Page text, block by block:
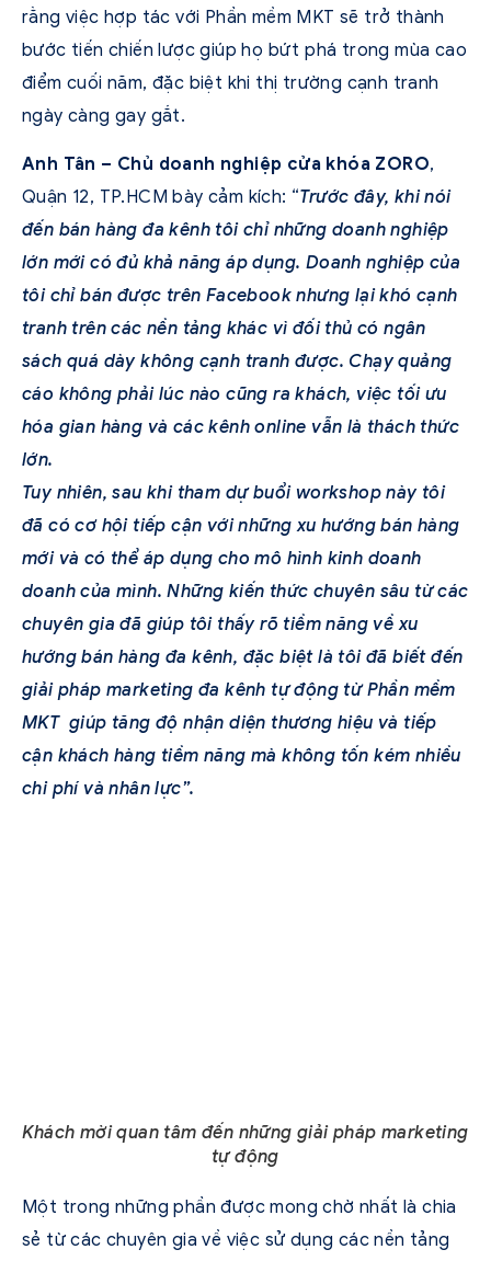
rằng việc hợp tác với Phần mềm MKT sẽ trở thành
bước tiến chiến lược giúp họ bứt phá trong mùa cao
điểm cuối năm, đặc biệt khi thị trường cạnh tranh
ngày càng gay gắt.
Anh Tân – Chủ doanh nghiệp cửa khóa ZORO,
Quận 12, TP.HCM bày cảm kích: “Trước đây, khi nói
đến bán hàng đa kênh tôi chỉ những doanh nghiệp
lớn mới có đủ khả năng áp dụng. Doanh nghiệp của
tôi chỉ bán được trên Facebook nhưng lại khó cạnh
tranh trên các nền tảng khác vì đối thủ có ngân
sách quá dày không cạnh tranh được. Chạy quảng
cáo không phải lúc nào cũng ra khách, việc tối ưu
hóa gian hàng và các kênh online vẫn là thách thức
lớn.
Tuy nhiên, sau khi tham dự buổi workshop này tôi
đã có cơ hội tiếp cận với những xu hướng bán hàng
mới và có thể áp dụng cho mô hình kinh doanh
doanh của mình. Những kiến thức chuyên sâu từ các
chuyên gia đã giúp tôi thấy rõ tiềm năng về xu
hướng bán hàng đa kênh, đặc biệt là tôi đã biết đến
giải pháp marketing đa kênh tự động từ Phần mềm
MKT giúp tăng độ nhận diện thương hiệu và tiếp
cận khách hàng tiềm năng mà không tốn kém nhiều
chi phí và nhân lực”.
Khách mời quan tâm đến những giải pháp marketing
tự động
Một trong những phần được mong chờ nhất là chia
sẻ từ các chuyên gia về việc sử dụng các nền tảng